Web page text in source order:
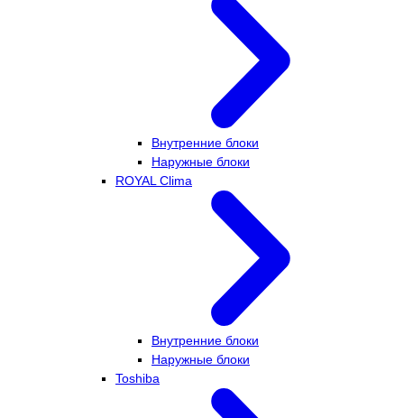
Внутренние блоки
Наружные блоки
ROYAL Clima
Внутренние блоки
Наружные блоки
Toshiba